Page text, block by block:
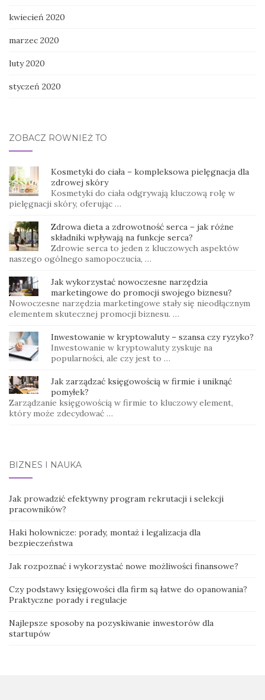
kwiecień 2020
marzec 2020
luty 2020
styczeń 2020
ZOBACZ RÓWNIEŻ TO
Kosmetyki do ciała – kompleksowa pielęgnacja dla
zdrowej skóry
Kosmetyki do ciała odgrywają kluczową rolę w
pielęgnacji skóry, oferując …
Zdrowa dieta a zdrowotność serca – jak różne
składniki wpływają na funkcje serca?
Zdrowie serca to jeden z kluczowych aspektów
naszego ogólnego samopoczucia, …
Jak wykorzystać nowoczesne narzędzia
marketingowe do promocji swojego biznesu?
Nowoczesne narzędzia marketingowe stały się nieodłącznym
elementem skutecznej promocji biznesu. …
Inwestowanie w kryptowaluty – szansa czy ryzyko?
Inwestowanie w kryptowaluty zyskuje na
popularności, ale czy jest to …
Jak zarządzać księgowością w firmie i uniknąć
pomyłek?
Zarządzanie księgowością w firmie to kluczowy element,
który może zdecydować …
BIZNES I NAUKA
Jak prowadzić efektywny program rekrutacji i selekcji
pracowników?
Haki holownicze: porady, montaż i legalizacja dla
bezpieczeństwa
Jak rozpoznać i wykorzystać nowe możliwości finansowe?
Czy podstawy księgowości dla firm są łatwe do opanowania?
Praktyczne porady i regulacje
Najlepsze sposoby na pozyskiwanie inwestorów dla
startupów